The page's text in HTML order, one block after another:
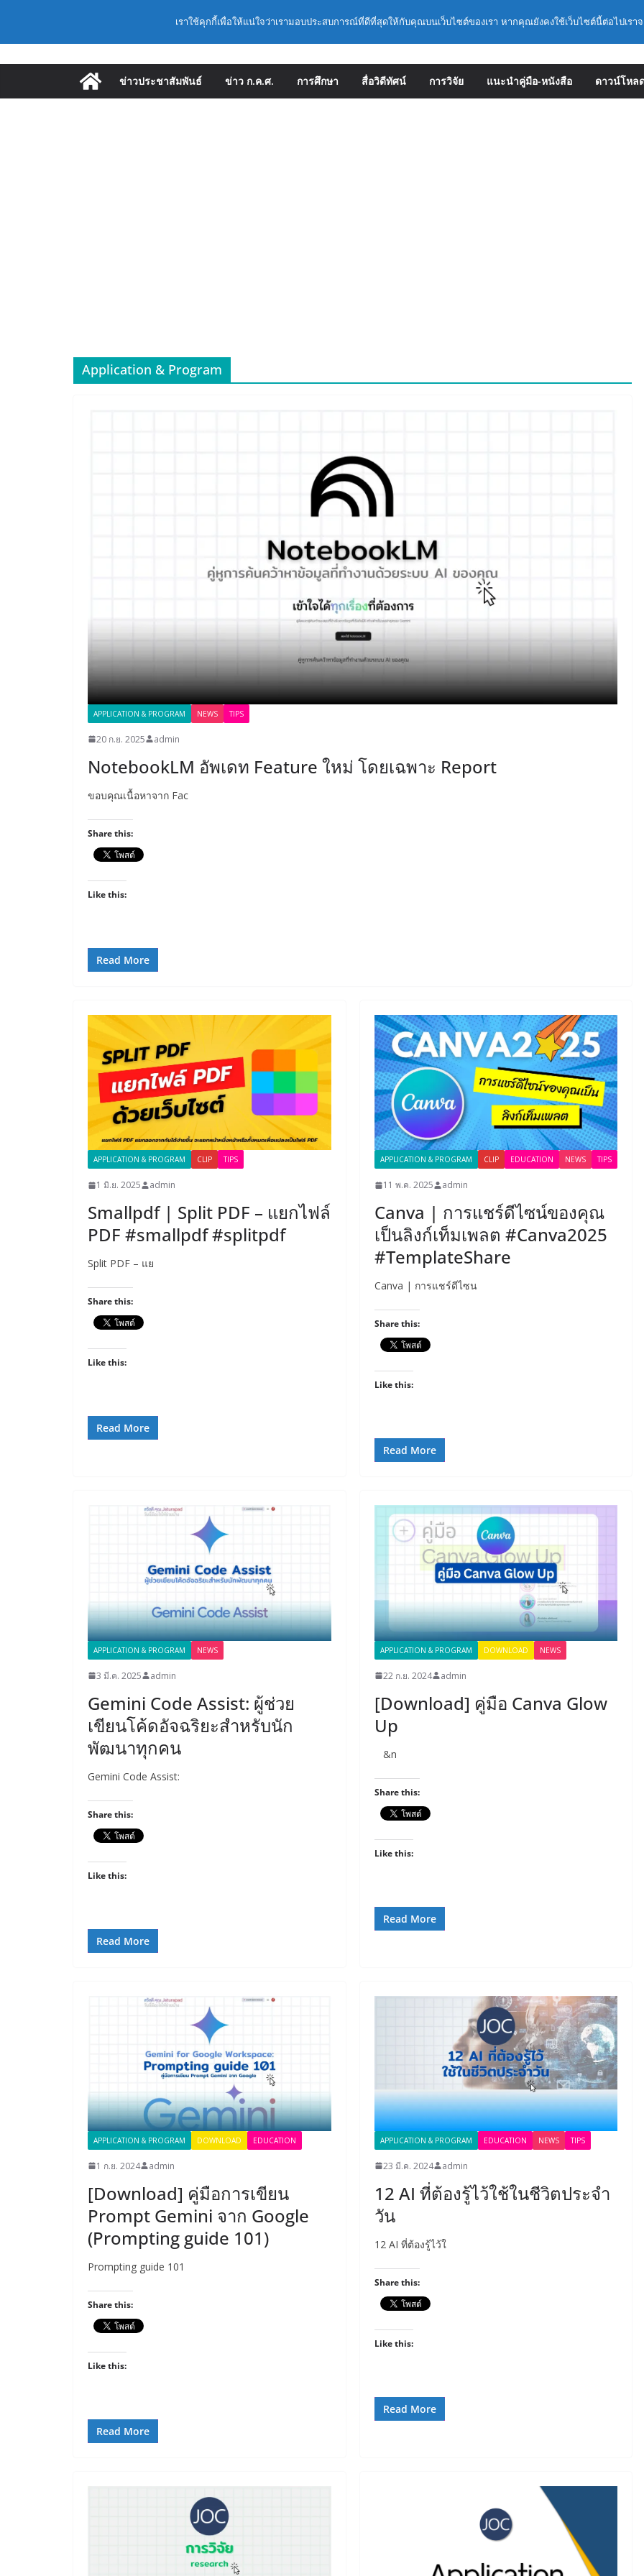
Latest: ก.ค.ศ. เห็นชอบ รายละเอียดการดำเนินการคัดเลือกบุคคลเพื่อบรรจุ
และแต่งตั้งให้ดำรงตำแหน่งรองผู้อำนวยการสถานศึกษา และผู้
อำนวยการสถานศึกษา สังกัดสำนักงานคณะกรรมการการศึกษาขั้น
ก.ค.ศ. | ว 12/2568 หลักเกณฑ์และวิธีการคัดเลือกบุคคลเพื่อบรรจุ
และแต่งตั้งให้ดำรงตำแหน่งรองผู้อำนวยการสถานศึกษาและผู้
อำนวยการสถานศึกษา สังกัดกระทรวงศึกษาธิการ
ข่าวประชาสัมพันธ์ ข่าว ก.ค.ศ. การศึกษา สื่อวิดีทัศน์ การวิจัย แนะนำคู่มือ-หนังสือ ดาวน์โหล
Application & Program
APPLICATION & PROGRAM NEWS TIPS
20 ก.ย. 2025 admin
NotebookLM อัพเดท Feature ใหม่ โดยเฉพาะ Report
ขอบคุณเนื้อหาจาก Fac
Share this:
Like this:
Read More
APPLICATION & PROGRAM CLIP TIPS
1 มิ.ย. 2025 admin
Smallpdf | Split PDF – แยกไฟล์
PDF #smallpdf #splitpdf
Split PDF – แย
Share this:
Like this:
Read More
APPLICATION & PROGRAM CLIP EDUCATION NEWS TIPS
11 พ.ค. 2025 admin
Canva | การแชร์ดีไซน์ของคุณ
เป็นลิงก์เท็มเพลต #Canva2025
#TemplateShare
Canva | การแชร์ดีไซน
Share this:
Like this:
Read More
APPLICATION & PROGRAM NEWS
3 มี.ค. 2025 admin
Gemini Code Assist: ผู้ช่วย
เขียนโค้ดอัจฉริยะสำหรับนัก
พัฒนาทุกคน
Gemini Code Assist:
Share this:
Like this:
Read More
APPLICATION & PROGRAM DOWNLOAD NEWS
22 ก.ย. 2024 admin
[Download] คู่มือ Canva Glow
Up
&n
Share this:
Like this:
Read More
APPLICATION & PROGRAM DOWNLOAD EDUCATION
1 ก.ย. 2024 admin
[Download] คู่มือการเขียน
Prompt Gemini จาก Google
(Prompting guide 101)
Prompting guide 101
Share this:
Like this:
Read More
APPLICATION & PROGRAM EDUCATION NEWS TIPS
23 มี.ค. 2024 admin
12 AI ที่ต้องรู้ไว้ใช้ในชีวิตประจำ
วัน
12 AI ที่ต้องรู้ไว้ใ
Share this:
Like this:
Read More
เราใช้คุกกี้เพื่อให้แน่ใจว่าเรามอบประสบการณ์ที่ดีที่สุดให้กับคุณบนเว็บไซต์ของเรา หากคุณยังคงใช้เว็บไซต์นี้ต่อไปเร